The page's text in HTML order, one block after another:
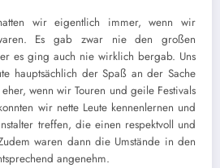
wir eigentlich immer, wenn wir
Es gab zwar nie den großen
es ging auch nie wirklich bergab. Uns
hauptsächlich der Spaß an der Sache
wenn wir Touren und geile Festivals
wir nette Leute kennenlernen und
treffen, die einen respektvoll und
waren dann die Umstände in den
angenehm.